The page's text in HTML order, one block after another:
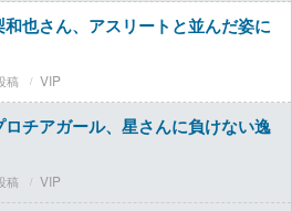
和也さん、アスリートと並んだ姿に
VIP
チアガール、星さんに負けない逸
VIP